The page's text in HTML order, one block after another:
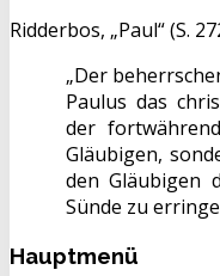
Ridderbos, „Paul“ (S.
„Der
Paulus das
der
Gläubigen,
den Gläubigen
Sünde zu
Hauptmenü